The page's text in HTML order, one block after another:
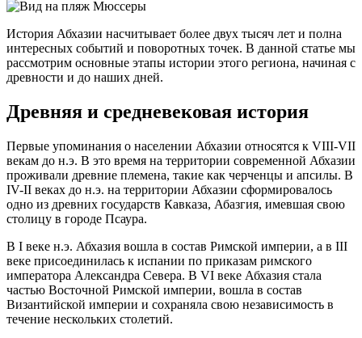
История Абхазии насчитывает более двух тысяч лет и полна
интересных событий и поворотных точек. В данной статье мы
рассмотрим основные этапы истории этого региона, начиная с
древности и до наших дней.
Древняя и средневековая история
Первые упоминания о населении Абхазии относятся к VIII-VII
векам до н.э. В это время на территории современной Абхазии
проживали древние племена, такие как черченцы и апсилы. В
IV-II веках до н.э. на территории Абхазии сформировалось
одно из древних государств Кавказа, Абазгия, имевшая свою
столицу в городе Псаура.
В I веке н.э. Абхазия вошла в состав Римской империи, а в III
веке присоединилась к испании по приказам римского
императора Александра Севера. В VI веке Абхазия стала
частью Восточной Римской империи, вошла в состав
Византийской империи и сохраняла свою независимость в
течение нескольких столетий.